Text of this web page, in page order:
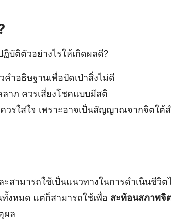
ฏิบัติตัวอย่างไรให้เกิดผลดี?
ำอธิษฐานเพื่อปัดเป่าสิ่งไม่ดี
าภ ควรเสี่ยงโชคแบบมีสติ
วรใส่ใจ เพราะอาจเป็นสัญญาณจากจิตใต้
สามารถใช้เป็นแนวทางในการดำเนินชีวิต
งหมด แต่ก็สามารถใช้เพื่อ สะท้อนสภาพจิ
ผล